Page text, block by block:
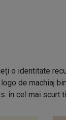
o identitate
de machiaj
în cel mai scurt